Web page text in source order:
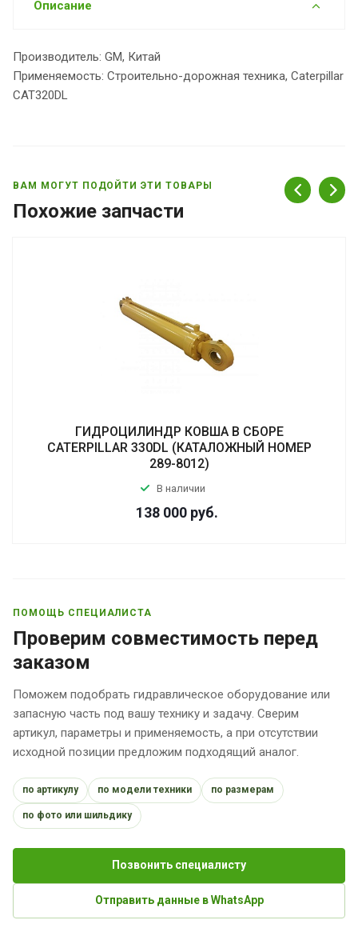
Описание
Производитель: GM, Китай
Применяемость: Строительно-дорожная техника, Caterpillar
CAT320DL
ВАМ МОГУТ ПОДОЙТИ ЭТИ ТОВАРЫ
Похожие запчасти
ГИДРОЦИЛИНДР КОВША В СБОРЕ
CATERPILLAR 330DL (КАТАЛОЖНЫЙ НОМЕР
289-8012)
В наличии
138 000 руб.
ПОМОЩЬ СПЕЦИАЛИСТА
Проверим совместимость перед
заказом
Поможем подобрать гидравлическое оборудование или
запасную часть под вашу технику и задачу. Сверим
артикул, параметры и применяемость, а при отсутствии
исходной позиции предложим подходящий аналог.
по артикулу по модели техники по размерам
по фото или шильдику
Позвонить специалисту
Отправить данные в WhatsApp